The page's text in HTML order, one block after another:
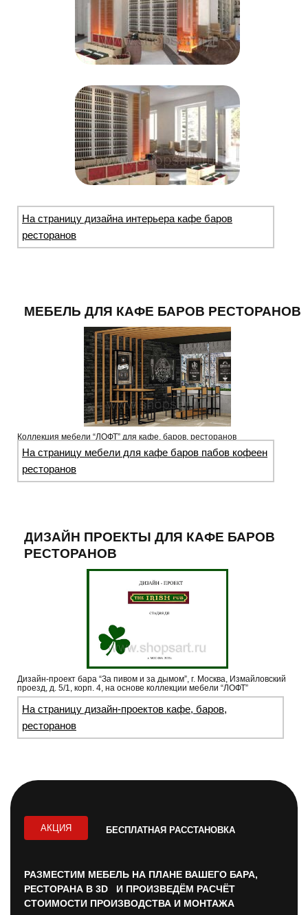
На страницу дизайна интерьера кафе баров
ресторанов
МЕБЕЛЬ ДЛЯ КАФЕ БАРОВ РЕСТОРАНОВ
Коллекция мебели “ЛОФТ” для кафе, баров, ресторанов
На страницу мебели для кафе баров пабов кофеен
ресторанов
ДИЗАЙН ПРОЕКТЫ ДЛЯ КАФЕ БАРОВ
РЕСТОРАНОВ
Дизайн-проект бара “За пивом и за дымом”, г. Москва, Измайловский
проезд, д. 5/1, корп. 4, на основе коллекции мебели “ЛОФТ”
На страницу дизайн-проектов кафе, баров,
ресторанов
АКЦИЯ БЕСПЛАТНАЯ РАССТАНОВКА
РАЗМЕСТИМ МЕБЕЛЬ НА ПЛАНЕ ВАШЕГО БАРА,
РЕСТОРАНА В 3D И ПРОИЗВЕДЁМ РАСЧЁТ
СТОИМОСТИ ПРОИЗВОДСТВА И МОНТАЖА